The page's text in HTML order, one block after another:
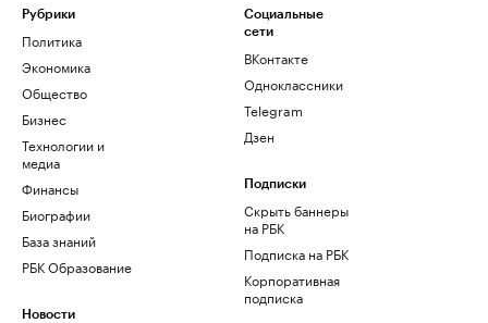
Рубрики
Политика
Экономика
Общество
Бизнес
Технологии и
медиа
Финансы
Биографии
База знаний
РБК Образование
Новости
Социальные
сети
ВКонтакте
Одноклассники
Telegram
Дзен
Подписки
Скрыть баннеры
на РБК
Подписка на РБК
Корпоративная
подписка